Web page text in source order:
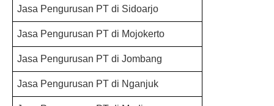
Jasa Pengurusan PT di Sidoarjo
Jasa Pengurusan PT di Mojokerto
Jasa Pengurusan PT di Jombang
Jasa Pengurusan PT di Nganjuk